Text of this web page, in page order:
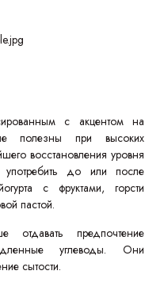
с акцентом на
полезны при высоких
восстановления уровня
до или после
с фруктами, горсти
пастой.
отдавать предпочтение
углеводы. Они
сытости.